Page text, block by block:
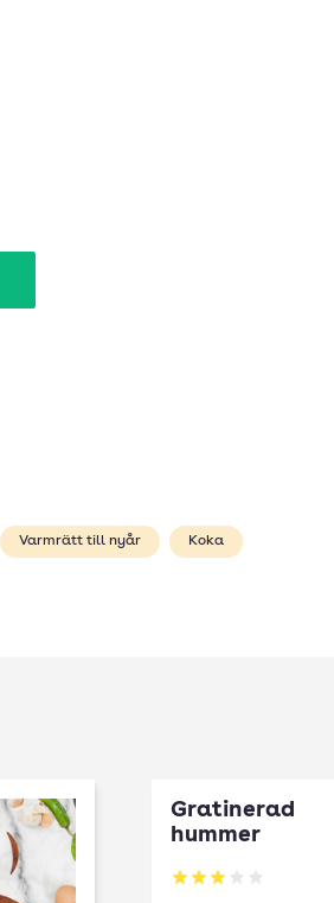
Varmrätt till nyår Koka
Gratinerad
hummer
Betyg: 3 av 5